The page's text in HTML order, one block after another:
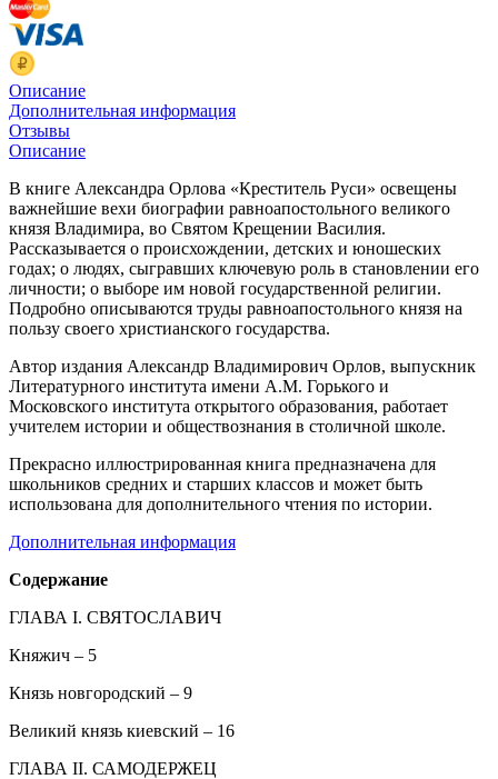
Описание
Дополнительная информация
Отзывы
Описание
В книге Александра Орлова «Креститель Руси» освещены
важнейшие вехи биографии равноапостольного великого
князя Владимира, во Святом Крещении Василия.
Рассказывается о происхождении, детских и юношеских
годах; о людях, сыгравших ключевую роль в становлении его
личности; о выборе им новой государственной религии.
Подробно описываются труды равноапостольного князя на
пользу своего христианского государства.
Автор издания Александр Владимирович Орлов, выпускник
Литературного института имени А.М. Горького и
Московского института открытого образования, работает
учителем истории и обществознания в столичной школе.
Прекрасно иллюстрированная книга предназначена для
школьников средних и старших классов и может быть
использована для дополнительного чтения по истории.
Дополнительная информация
Содержание
ГЛАВА I. СВЯТОСЛАВИЧ
Княжич – 5
Князь новгородский – 9
Великий князь киевский – 16
ГЛАВА II. САМОДЕРЖЕЦ